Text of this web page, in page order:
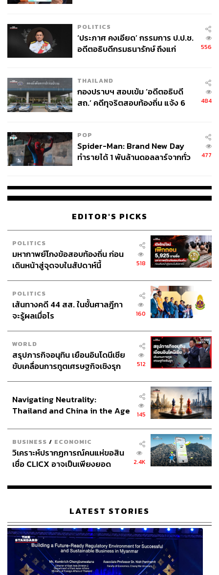
Heart Attack Fried Rice ข้าวผัดที่ผู้คนต่างกล่าวขานของ
งานเทศกาลนี้เป็นหนึ่งในงานที่จัดขึ้นเพื่อเอาใจนักท่องเที่ยว
สายฟู้ดดี้ที่หลงใหลการกินและลิ้มลองอาหารแบบใหม่ๆ ใน
อาหารที่คัดสรรมาในงานล้วนเต็มไปด้วยความหลากหลาย
แต่เปี่ยมไปด้วยเอกลักษณ์ และน่าจะทำให้หลายคนได้พบกับ
ประสบการณ์การกินที่น่าประทับใจแน่นอน
Photo: Courtesy of Michelin Guide Street Food Festival
Chocolate Tart, Mango Dessert and Bread Basket
เทศกาลอาหารสตรีทฟู้ดจากมิชลินไกด์ จัด
ระหว่างวันที่ 30 มีนาคม ถึง 1 เมษายน 2561 (วัน
ศุกร์ถึงวันอาทิตย์) รอบแรกเริ่มเวลา 18.00-20.00
น. และรอบสองเริ่มเวลา 20.30-22.30 น. The
Coliseum ณ Resorts World Sentosa
ซื้อบัตรได้ที่หน้างานหรือผ่านทางออนไลน์ เมื่อ
ซื้อบัตรเข้างานขั้นต่ำในราคา 30 เหรียญ
สิงคโปร์ (ประมาณ 710 บาท) ผู้ถือบัตรจะได้รับ
เครดิตเพื่อใช้จ่ายสำหรับค่าอาหารของร้านต่างๆ
ที่มาเข้าร่วมงานในระยะเวลา 2 ชั่วโมง
สำหรับบัตรราคา 200 เหรียญสิงคโปร์ (ประมาณ
4,737 บาท) ผู้เข้าร่วมงานระดับวีไอพีจะได้ที่นั่ง
อาหารจากทุกร้านที่มาเปิดในงาน รวมถึงเบียร์
รอบเท่านั้น โดยเงื่อนไขอาจมีการเปลี่ยนแปลง
ตามความเหมาะสม
ซื้อได้ผ่านช่องทางออนไลน์ที่guide.michelin.sg/
michelinstreetfoodfest2018ตั้งแต่วันนี้เป็นต้นไป
โดยที่มีจำนวนจำกัด กรุณาซื้อตั๋วก่อนเข้างาน
ผ่านช่องทางออนไลน์
POLITICS
‘ประภาศ คงเอียด’ กรรมการ ป.ป.ช.
อดีตอธิบดีกรมธนารักษ์ ถึงแก่
556
THAILAND
กองปราบฯ สอบเข้ม ‘อดีตอธิบดี
สถ.’ คดีทุจริตสอบท้องถิ่น แจ้ง 6
484
POP
Spider-Man: Brand New Day
ทำรายได้ 1 พันล้านดอลลาร์จากทั่ว
477
EDITOR'S PICKS
POLITICS
มหากาพย์โกงข้อสอบท้องถิ่น ก่อน
เดินหน้าสู่จุดจบในสัปดาห์นี้
518
POLITICS
เส้นทางคดี 44 สส. ในชั้นศาลฎีกา
จะรู้ผลเมื่อไร
160
WORLD
สรุปภารกิจอนุทิน เยือนอินโดนีเซีย
ขับเคลื่อนการทูตเศรษฐกิจเชิงรุก
512
Navigating Neutrality:
Thailand and China in the Age
145
BUSINESS / ECONOMIC
วิเคราะห์ปรากฏการณ์คนแห่ขอสิน
เชื่อ CLICX อาจเป็นเพียงยอด
เรือนไทยที่ถูกซุกไว้
2.4K
LATEST STORIES